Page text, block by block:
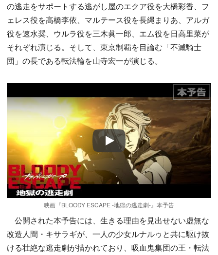
の逃走をサポートする逃がし屋のエクア役を大橋彩香、フ
ェレス役を高橋李依、マルテース役を長縄まりあ、アルガ
役を速水奨、ウルラ役を三木眞一郎、エム役を日高里菜が
それぞれ演じる。そして、東京制覇を目論む「不滅騎士
団」の長である転法輪を山寺宏一が演じる。
Play
映画『BLOODY ESCAPE -地獄の逃走劇-』本予告
公開された本予告には、生きる理由を見出せない虚無な
改造人間・キサラギが、一人の少女ルナルゥと共に駆け抜
ける壮絶な逃走劇が描かれており、吸血鬼集団の王・転法